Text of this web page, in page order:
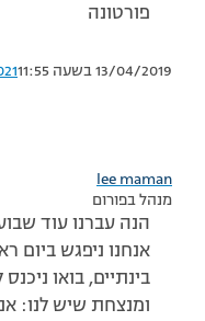
פורטונה
13/04/2019 בשעה 11:55
lee maman
מנהל בפורום
הנה עברנו עוד
אנחנו ניפגש ביום
בינתיים, בואו
ומנצחת שיש לנו: